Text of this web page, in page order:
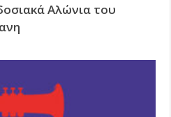
Αλώνια του